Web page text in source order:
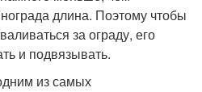
длина. Поэтому чтобы
за ограду, его
и подвязывать.
из самых